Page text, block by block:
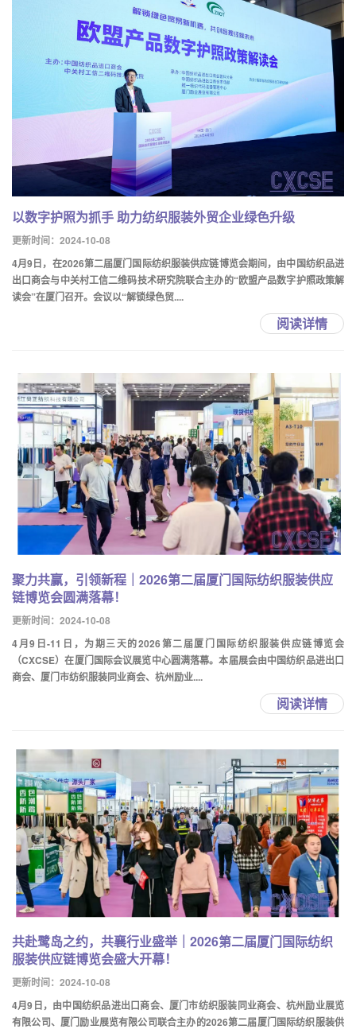
以数字护照为抓手 助力纺织服装外贸企业绿色升级
更新时间：2024-10-08
4月9日，在2026第二届厦门国际纺织服装供应链博览会期间，由中国纺织品进
出口商会与中关村工信二维码技术研究院联合主办的“欧盟产品数字护照政策解
读会”在厦门召开。会议以“解锁绿色贸....
阅读详情
聚力共赢，引领新程｜2026第二届厦门国际纺织服装供应
链博览会圆满落幕！
更新时间：2024-10-08
4月9日-11日，为期三天的2026第二届厦门国际纺织服装供应链博览会
（CXCSE）在厦门国际会议展览中心圆满落幕。本届展会由中国纺织品进出口
商会、厦门市纺织服装同业商会、杭州励业....
阅读详情
共赴鹭岛之约，共襄行业盛举｜2026第二届厦门国际纺织
服装供应链博览会盛大开幕！
更新时间：2024-10-08
4月9日，由中国纺织品进出口商会、厦门市纺织服装同业商会、杭州励业展览
有限公司、厦门励业展览有限公司联合主办的2026第二届厦门国际纺织服装供